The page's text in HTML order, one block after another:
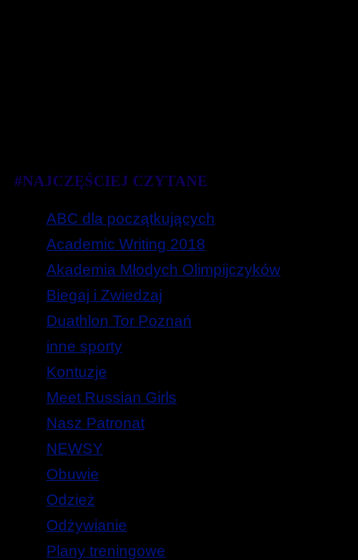
#NAJCZĘŚCIEJ CZYTANE
ABC dla początkujących
Academic Writing 2018
Akademia Młodych Olimpijczyków
Biegaj i Zwiedzaj
Duathlon Tor Poznań
inne sporty
Kontuzje
Meet Russian Girls
Nasz Patronat
NEWSY
Obuwie
Odzież
Odżywianie
Plany treningowe